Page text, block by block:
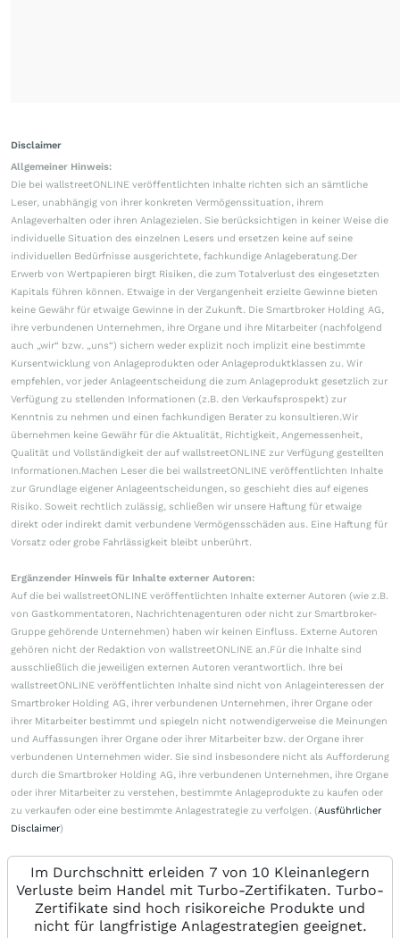
Disclaimer
Allgemeiner Hinweis:
Die bei wallstreetONLINE veröffentlichten Inhalte richten sich an sämtliche
Leser, unabhängig von ihrer konkreten Vermögenssituation, ihrem
Anlageverhalten oder ihren Anlagezielen. Sie berücksichtigen in keiner Weise die
individuelle Situation des einzelnen Lesers und ersetzen keine auf seine
individuellen Bedürfnisse ausgerichtete, fachkundige Anlageberatung.Der
Erwerb von Wertpapieren birgt Risiken, die zum Totalverlust des eingesetzten
Kapitals führen können. Etwaige in der Vergangenheit erzielte Gewinne bieten
keine Gewähr für etwaige Gewinne in der Zukunft. Die Smartbroker Holding AG,
ihre verbundenen Unternehmen, ihre Organe und ihre Mitarbeiter (nachfolgend
auch „wir“ bzw. „uns“) sichern weder explizit noch implizit eine bestimmte
Kursentwicklung von Anlageprodukten oder Anlageproduktklassen zu. Wir
empfehlen, vor jeder Anlageentscheidung die zum Anlageprodukt gesetzlich zur
Verfügung zu stellenden Informationen (z.B. den Verkaufsprospekt) zur
Kenntnis zu nehmen und einen fachkundigen Berater zu konsultieren.Wir
übernehmen keine Gewähr für die Aktualität, Richtigkeit, Angemessenheit,
Qualität und Vollständigkeit der auf wallstreetONLINE zur Verfügung gestellten
Informationen.Machen Leser die bei wallstreetONLINE veröffentlichten Inhalte
zur Grundlage eigener Anlageentscheidungen, so geschieht dies auf eigenes
Risiko. Soweit rechtlich zulässig, schließen wir unsere Haftung für etwaige
direkt oder indirekt damit verbundene Vermögensschäden aus. Eine Haftung für
Vorsatz oder grobe Fahrlässigkeit bleibt unberührt.
Ergänzender Hinweis für Inhalte externer Autoren:
Auf die bei wallstreetONLINE veröffentlichten Inhalte externer Autoren (wie z.B.
von Gastkommentatoren, Nachrichtenagenturen oder nicht zur Smartbroker-
Gruppe gehörende Unternehmen) haben wir keinen Einfluss. Externe Autoren
gehören nicht der Redaktion von wallstreetONLINE an.Für die Inhalte sind
ausschließlich die jeweiligen externen Autoren verantwortlich. Ihre bei
wallstreetONLINE veröffentlichten Inhalte sind nicht von Anlageinteressen der
Smartbroker Holding AG, ihrer verbundenen Unternehmen, ihrer Organe oder
ihrer Mitarbeiter bestimmt und spiegeln nicht notwendigerweise die Meinungen
und Auffassungen ihrer Organe oder ihrer Mitarbeiter bzw. der Organe ihrer
verbundenen Unternehmen wider. Sie sind insbesondere nicht als Aufforderung
durch die Smartbroker Holding AG, ihre verbundenen Unternehmen, ihre Organe
oder ihrer Mitarbeiter zu verstehen, bestimmte Anlageprodukte zu kaufen oder
zu verkaufen oder eine bestimmte Anlagestrategie zu verfolgen. (Ausführlicher
Disclaimer)
Im Durchschnitt erleiden 7 von 10 Kleinanlegern
Verluste beim Handel mit Turbo-Zertifikaten. Turbo-
Zertifikate sind hoch risikoreiche Produkte und
nicht für langfristige Anlagestrategien geeignet.